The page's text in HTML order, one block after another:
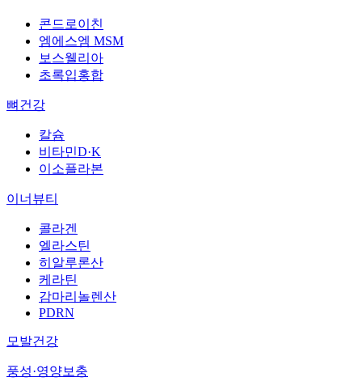
콘드로이친
엠에스엠 MSM
보스웰리아
초록입홍합
뼈건강
칼슘
비타민D·K
이소플라본
이너뷰티
콜라겐
엘라스틴
히알루론산
케라틴
감마리놀렌산
PDRN
모발건강
풍성·영양보충